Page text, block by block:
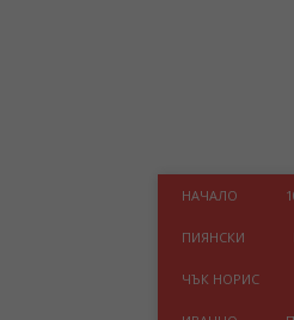
НАЧАЛО
ПИЯНСКИ
ЧЪК НОРИС